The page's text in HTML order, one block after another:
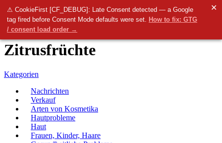
⚠ CookieFirst [CF_DEBUG]: Late Consent detected — a Google
tag fired before Consent Mode defaults were set. How to fix: GTG
/ consent load order →
✕
Menü
0 items 0.00
Zitrusfrüchte
Kategorien
Nachrichten
Verkauf
Arten von Kosmetika
Hautprobleme
Haut
Frauen, Kinder, Haare